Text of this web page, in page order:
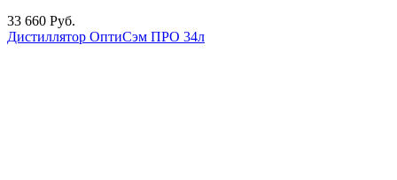
33 660 Руб.
Дистиллятор ОптиСэм ПРО 34л